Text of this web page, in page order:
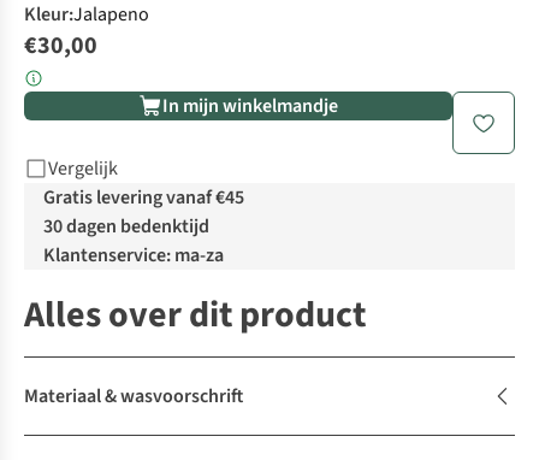
Kleur:Jalapeno
€30,00
In mijn winkelmandje
Vergelijk
Gratis levering vanaf €45
30 dagen bedenktijd
Klantenservice: ma-za
Alles over dit product
Materiaal & wasvoorschrift